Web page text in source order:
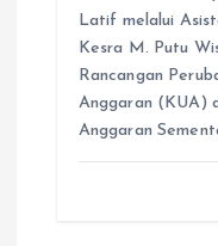
Garisnews.info
Latif melalui
Kesra M. Putu
Rancangan
Anggaran (KUA)
Anggaran